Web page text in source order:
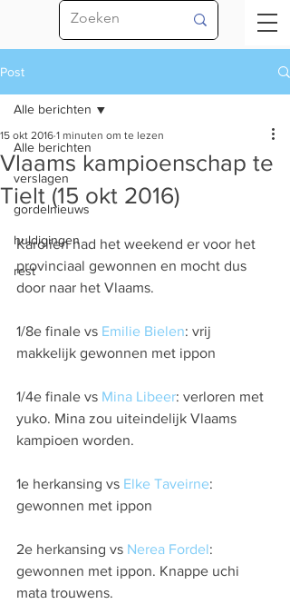
Post
Alle berichten
verslagen
gordelnieuws
huldigingen
rest
Alle berichten
Vlaams kampioenschap te
Tielt (15 okt 2016)
15 okt 2016 1 minuten om te lezen
Karolien had het weekend er voor het
provinciaal gewonnen en mocht dus
door naar het Vlaams.
1/8e finale vs Emilie Bielen: vrij
makkelijk gewonnen met ippon
1/4e finale vs Mina Libeer: verloren met
yuko. Mina zou uiteindelijk Vlaams
kampioen worden.
1e herkansing vs Elke Taveirne:
gewonnen met ippon
2e herkansing vs Nerea Fordel:
gewonnen met ippon. Knappe uchi
mata trouwens.